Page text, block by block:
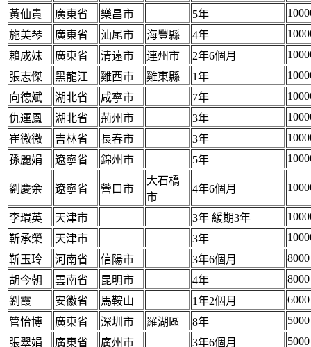
黃仙貴
廣東省 樂昌市 5年
施美琴
廣東省 汕尾市 海豐縣 4年
賴成妹
廣東省 清遠市 連州市 2年6個月
張志傑
黑龍江 雞西市 雞東縣 1年
向德斌
湖北省 咸寧市 7年
仇運鳳
湖北省 荊州市 3年
崔微微
吉林省 長春市 3年
孫麗娟
遼寧省 錦州市 5年
劉慶余 遼寧省 營口市
大石橋
市
4年6個月
李環英 天津市 3年 緩期3年
靳承榮
天津市 3年
靳玉玲
河南省 信陽市 3年6個月
8000
胡今朝
雲南省 昆明市 4年
8000
劉霞
安徽省 馬鞍山 1年2個月
6000
管怡博
廣東省 深圳市 羅湖區 8年
5000
張翠娟
廣東省 廣州市 3年6個月
5000